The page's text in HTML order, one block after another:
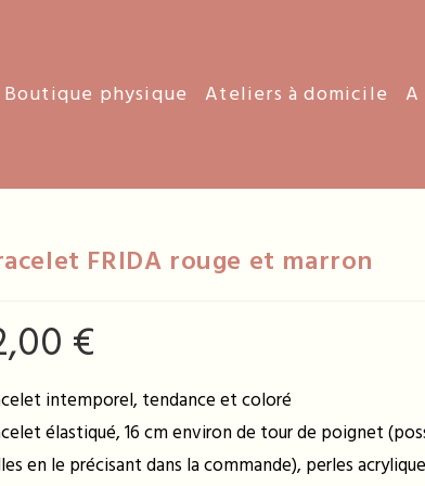
Boutique physique Ateliers à domicile
FRIDA rouge et marron
€
intemporel, tendance et coloré
élastiqué, 16 cm environ de tour de poignet
en le précisant dans la commande), perles